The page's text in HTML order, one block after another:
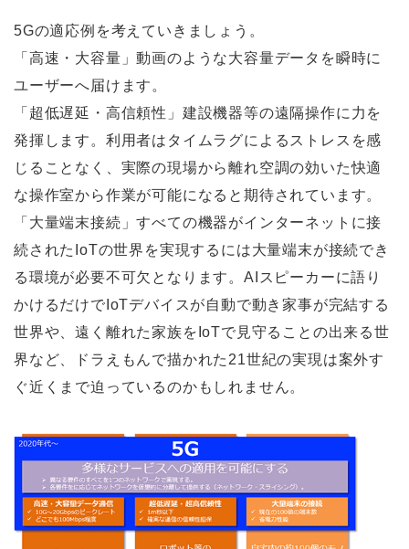
5Gの適応例を考えていきましょう。
「高速・大容量」動画のような大容量データを瞬時に
ユーザーへ届けます。
「超低遅延・高信頼性」建設機器等の遠隔操作に力を
発揮します。利用者はタイムラグによるストレスを感
じることなく、実際の現場から離れ空調の効いた快適
な操作室から作業が可能になると期待されています。
「大量端末接続」すべての機器がインターネットに接
続されたIoTの世界を実現するには大量端末が接続でき
る環境が必要不可欠となります。AIスピーカーに語り
かけるだけでIoTデバイスが自動で動き家事が完結する
世界や、遠く離れた家族をIoTで見守ることの出来る世
界など、ドラえもんで描かれた21世紀の実現は案外す
ぐ近くまで迫っているのかもしれません。